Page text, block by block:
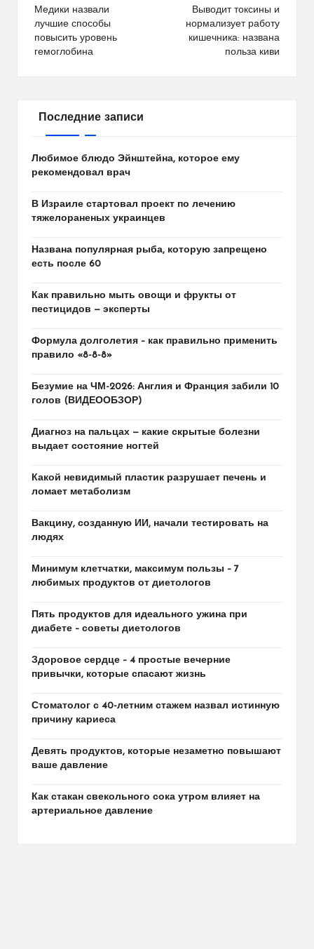
по
записям
Медики назвали
лучшие способы
повысить уровень
гемоглобина
Выводит токсины и
нормализует работу
кишечника: названа
польза киви
Последние записи
Любимое блюдо Эйнштейна, которое ему
рекомендовал врач
В Израиле стартовал проект по лечению
тяжелораненых украинцев
Названа популярная рыба, которую запрещено
есть после 60
Как правильно мыть овощи и фрукты от
пестицидов — эксперты
Формула долголетия – как правильно применить
правило «8-8-8»
Безумие на ЧМ-2026: Англия и Франция забили 10
голов (ВИДЕООБЗОР)
Диагноз на пальцах — какие скрытые болезни
выдает состояние ногтей
Какой невидимый пластик разрушает печень и
ломает метаболизм
Вакцину, созданную ИИ, начали тестировать на
людях
Минимум клетчатки, максимум пользы – 7
любимых продуктов от диетологов
Пять продуктов для идеального ужина при
диабете – советы диетологов
Здоровое сердце – 4 простые вечерние
привычки, которые спасают жизнь
Стоматолог с 40-летним стажем назвал истинную
причину кариеса
Девять продуктов, которые незаметно повышают
ваше давление
Как стакан свекольного сока утром влияет на
артериальное давление